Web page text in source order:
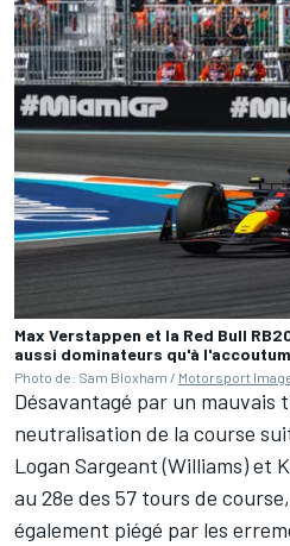
Max Verstappen et la Red Bull
aussi dominateurs qu'à
Photo de: Sam Bloxham / Motorsport
Désavantagé par un mauvais
neutralisation de la course
Logan Sargeant(Williams) et
au 28e des 57 tours de
également piégé par les